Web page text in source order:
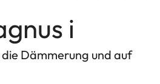
i
Dämmerung und auf